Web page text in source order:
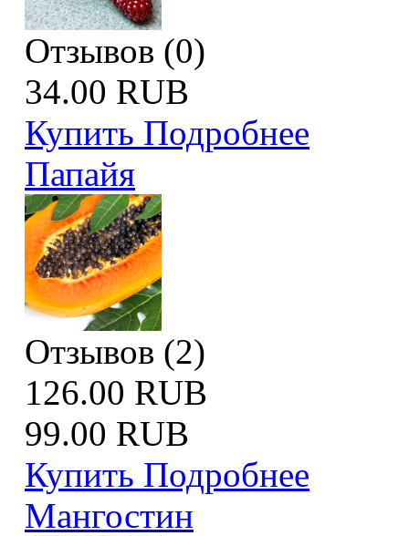
Отзывов (0)
34.00 RUB
Купить Подробнее
Папайя
Отзывов (2)
126.00 RUB
99.00 RUB
Купить Подробнее
Мангостин